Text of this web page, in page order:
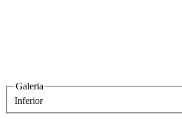
Galeria
Inferior